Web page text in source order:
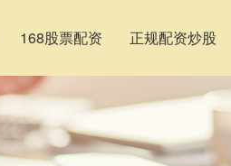
168股票配资 正规配资炒股